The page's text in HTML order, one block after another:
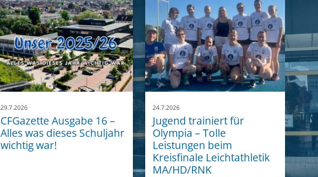
29.7.2026
CFGazette Ausgabe 16 –
Alles was dieses Schuljahr
wichtig war!
24.7.2026
Jugend trainiert für
Olympia – Tolle
Leistungen beim
Kreisfinale Leichtathletik
MA/HD/RNK